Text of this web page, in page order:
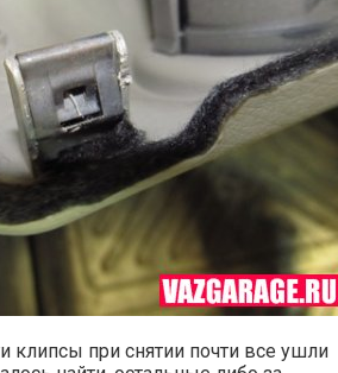
клипсы при снятии почти все ушли